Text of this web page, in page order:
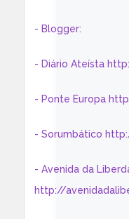
- Blogger:
- Diário Ateísta
- Ponte Europa
- Sorumbático
- Avenida da
http://